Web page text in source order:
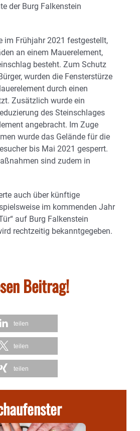
der Burg Falkenstein
im Frühjahr 2021 festgestellt,
an einem Mauerelement,
besteht. Zum Schutz
wurden die Fensterstürze
durch einen
Zusätzlich wurde ein
des Steinschlages
angebracht. Im Zuge
wurde das Gelände für die
bis Mai 2021 gesperrt.
sind zudem in
auch über künftige
im kommenden Jahr
auf Burg Falkenstein
rechtzeitig bekanntgegeben.
Beitrag!
teilen
teilen
teilen